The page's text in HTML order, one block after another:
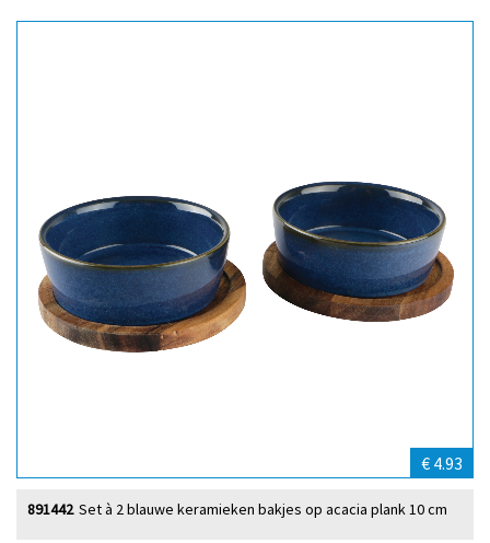
€ 4.93
Set à 2 blauwe keramieken bakjes op acacia plank 10 cm
891442